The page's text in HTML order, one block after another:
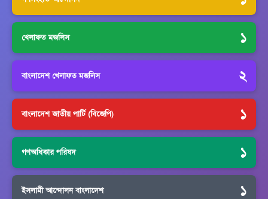
খেলাফত মজলিস ১
বাংলাদেশ খেলাফত মজলিস ২
বাংলাদেশ জাতীয় পার্টি (বিজেপি) ১
গণঅধিকার পরিষদ ১
ইসলামী আন্দোলন বাংলাদেশ ১